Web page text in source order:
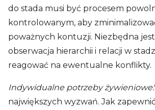
do stada musi być procesem
kontrolowanym, aby
poważnych kontuzji. Niezbędna jest
obserwacja hierarchii i relacji w
reagować na ewentualne konflikty.
Indywidualne potrzeby żywieniowe:
największych wyzwań. Jak